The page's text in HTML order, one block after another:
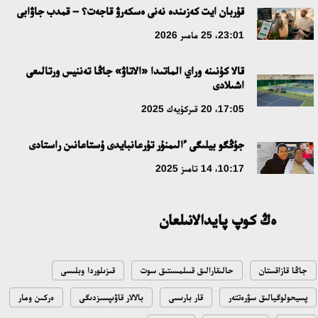
18:59، 20 شىلدە 2026
مە؟
18:16، 20 شىلدە 2026
ۇلتتىق ءارحيۆتىڭ اشىلعانىنا 20 جىل: نەگىزگى جەتىستىكتەرى مەن
دامۋ باعىتى
مەملەكەت باسشىسى كوبەيتۇز كولىنىڭ جاي-كۇيىنە نازار اۋداردى
التىن وردا تاريحىن وقىتۋدىڭ يننوۆاسيالىق تاسىلدەرى ەنگىزىلەدى
10:28، 15 شىلدە 2026
قۇربان ايت كەزىندە نەنى ەسكەرۋ قاجەت؟ – قمدب جاۋابى
23:01، 25 مامىر 2026
قالا كۇنىنە وراي الماتىدا «الاتاۋ» جاڭا تەننيس ورتالىعى
اشىلادى
17:05، 20 قىركۇيەك 2025
جۇڭگو بيلىگى ءالىمنۇر تۇرعانبايدى ۇستاعانىن راستادى
10:17، 14 تامىز 2025
ەڭ كوپ پايدالانىلعان
جاڭا قازاقستان حالىقارالىق قىىلمىستىق سوت قىزىلوردا وبلىسى
پسيحولوگيالىق سۋرەتتەر قار بارىسى بالالار قاۋىپسىزدىگى ەركىن ومار